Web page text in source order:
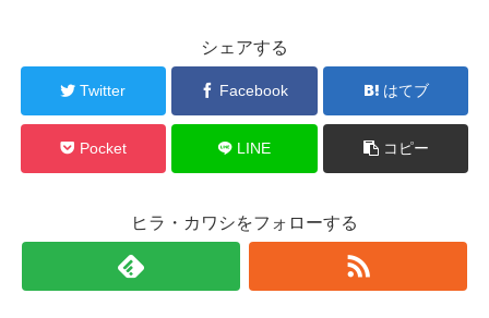
シェアする
Twitter Facebook はてブ
Pocket LINE コピー
ヒラ・カワシをフォローする